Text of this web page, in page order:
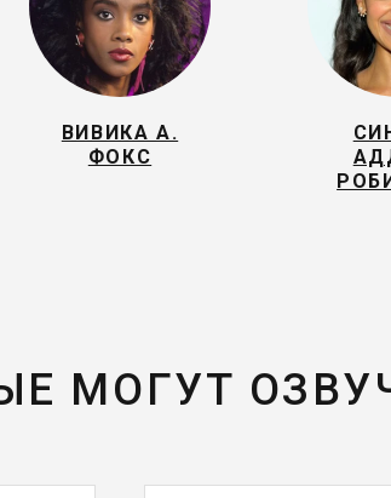
ВИВИКА А.
ФОКС
МОГУТ